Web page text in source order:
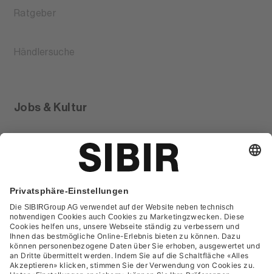
Ratgeber
Händlersuche
Jobs & Kultur
Glossar
Kontakt
FAQ